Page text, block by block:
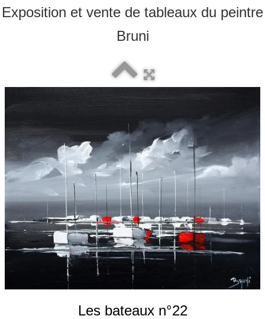
0
Vente
Boutique
Contact
Newsletter
BLOG
Français
Exposition et vente de tableaux du peintre
Bruni
Les bateaux n°22